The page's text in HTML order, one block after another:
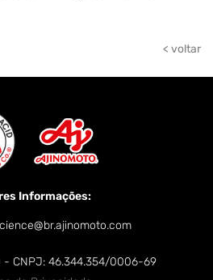
< voltar
Informações:
CNPJ: 46.344.354/0006-69